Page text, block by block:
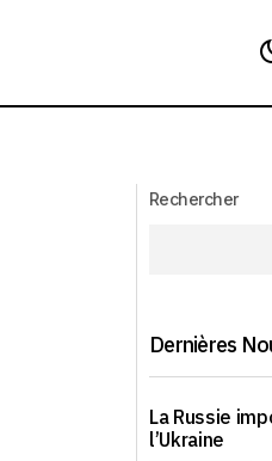
Rechercher
Dernières
La Russie
l’Ukraine